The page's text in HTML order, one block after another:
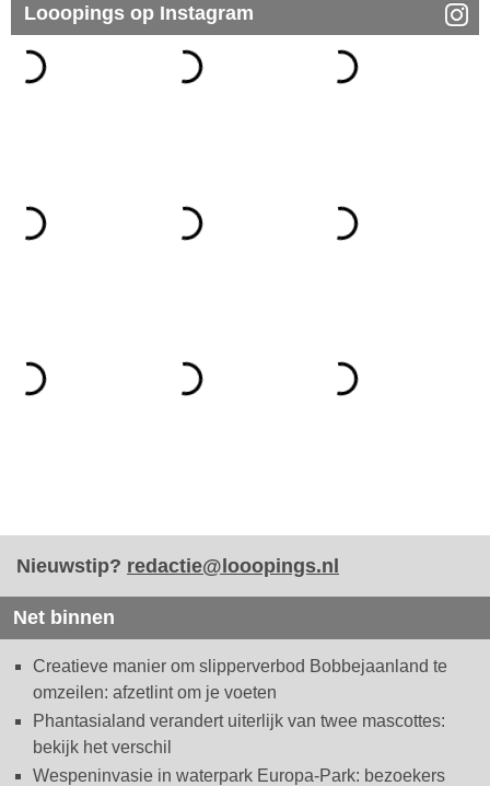
Looopings op Instagram
Nieuwstip? redactie@looopings.nl
Net binnen
Creatieve manier om slipperverbod Bobbejaanland te
omzeilen: afzetlint om je voeten
Phantasialand verandert uiterlijk van twee mascottes:
bekijk het verschil
Wespeninvasie in waterpark Europa-Park: bezoekers